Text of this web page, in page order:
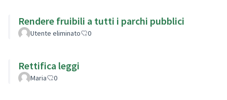
Rendere fruibili a tutti i parchi pubblici
Utente eliminato 0
Rettifica leggi
Maria 0